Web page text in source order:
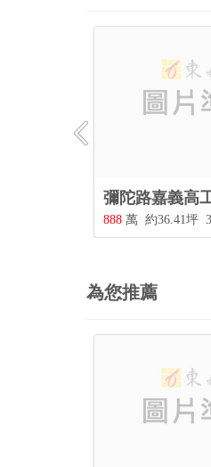
義高工旁電梯三房
3房2廳2衛
為您推薦